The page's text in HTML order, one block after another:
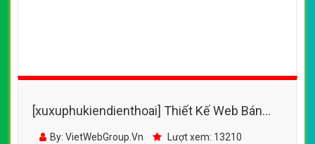
[xuxuphukiendienthoai] Thiết Kế Web Bán
Phụ Kiện Điện Thoại MAO đẹp SEO nhanh
By: VietWebGroup.Vn Lượt xem: 13210